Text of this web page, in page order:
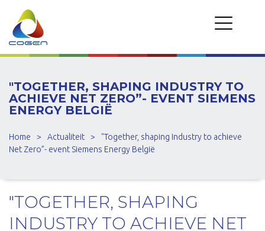
"TOGETHER, SHAPING INDUSTRY TO
ACHIEVE NET ZERO”- EVENT SIEMENS
ENERGY BELGIË
Home > Actualiteit >
"Together, shaping Industry to achieve
Net Zero”- event Siemens Energy België
"TOGETHER, SHAPING
INDUSTRY TO ACHIEVE NET